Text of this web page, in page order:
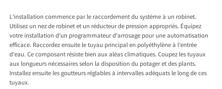
L’installation commence par le raccordement du système à un robinet.
Utilisez un nez de robinet et un réducteur de pression appropriés. Équipez
votre installation d’un programmateur d’arrosage pour une automatisation
efficace. Raccordez ensuite le tuyau principal en polyéthylène à l’entrée
d’eau. Ce composant résiste bien aux aléas climatiques. Coupez les tuyaux
aux longueurs nécessaires selon la disposition du potager et des plants.
Installez ensuite les goutteurs réglables à intervalles adéquats le long de ces
tuyaux.